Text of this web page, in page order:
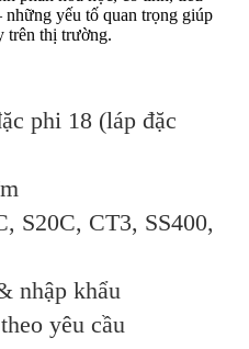
những yếu tố quan trọng giúp
trên thị trường.
phi 18 (láp đặc
S20C, CT3, SS400,
nhập khẩu
yêu cầu